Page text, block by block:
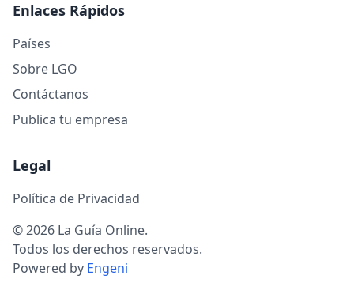
Enlaces Rápidos
Países
Sobre LGO
Contáctanos
Publica tu empresa
Legal
Política de Privacidad
© 2026 La Guía Online.
Todos los derechos reservados.
Powered by Engeni